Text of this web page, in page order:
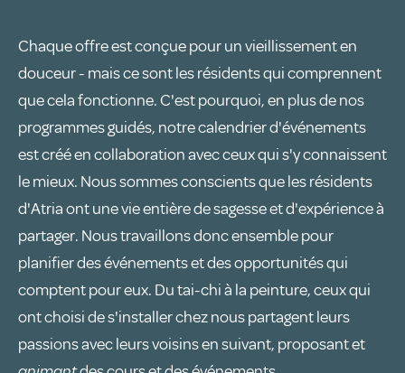
Chaque offre est conçue pour un vieillissement en
douceur - mais ce sont les résidents qui comprennent
que cela fonctionne. C'est pourquoi, en plus de nos
programmes guidés, notre calendrier d'événements
est créé en collaboration avec ceux qui s'y connaissent
le mieux. Nous sommes conscients que les résidents
d'Atria ont une vie entière de sagesse et d'expérience à
partager. Nous travaillons donc ensemble pour
planifier des événements et des opportunités qui
comptent pour eux. Du tai-chi à la peinture, ceux qui
ont choisi de s'installer chez nous partagent leurs
passions avec leurs voisins en suivant, proposant et